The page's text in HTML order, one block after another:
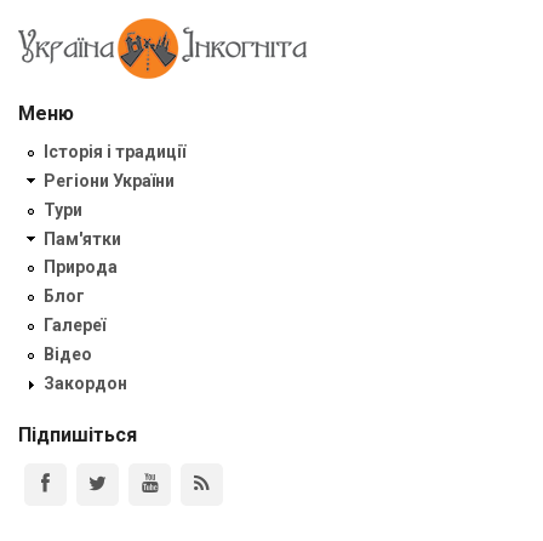
Меню
Історія і традиції
Регіони України
Тури
Пам'ятки
Природа
Блог
Галереї
Відео
Закордон
Підпишіться